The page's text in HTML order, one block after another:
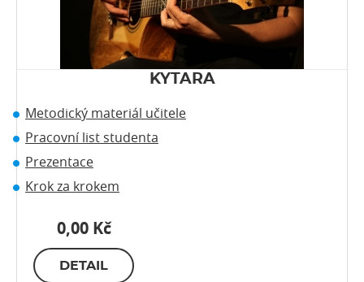
KYTARA
Metodický materiál učitele
Pracovní list studenta
Prezentace
Krok za krokem
0,00 Kč
DETAIL